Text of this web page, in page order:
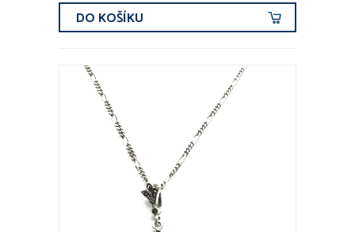
DO KOŠÍKU